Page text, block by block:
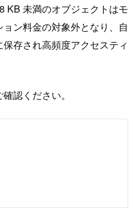
KB 未満のオブジェクトはモ
ン料金の対象外となり、自
存され高頻度アクセスティ
認ください。